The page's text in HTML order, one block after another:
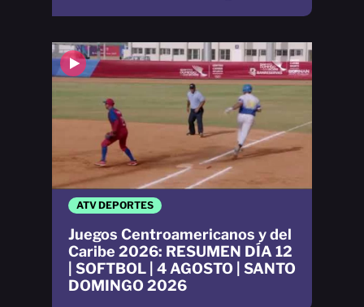
ATV DEPORTES
Juegos Centroamericanos y del
Caribe 2026: RESUMEN DÍA 12
| SOFTBOL | 4 AGOSTO | SANTO
DOMINGO 2026